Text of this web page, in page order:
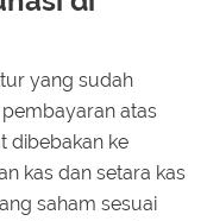
yang sudah
atas
dibebakan ke
kas dan setara kas
saham sesuai